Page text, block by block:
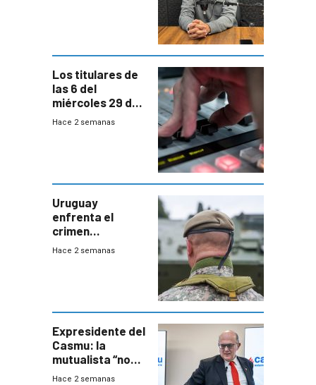
Los titulares de
las 6 del
miércoles 29 de
julio de 2026
Hace 2 semanas
Uruguay
enfrenta el
crimen
organizado con
seguridad
Hace 2 semanas
Expresidente del
Casmu: la
mutualista “no
está para pagar”
Hace 2 semanas